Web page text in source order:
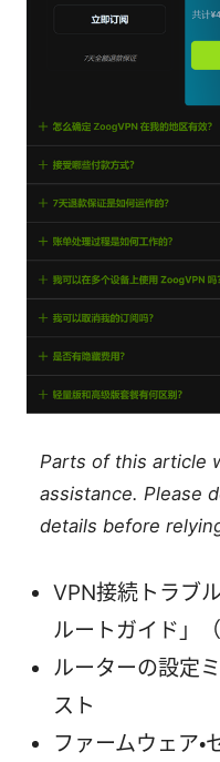
Parts of this article
assistance. Please
details before
VPN接続トラブ
ルートガイド」
ルーターの設定
スト
ファームウェア